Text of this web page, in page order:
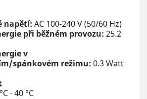
napětí: AC 100-240 V (50/60 Hz)
při běžném provozu: 25.2
v
spánkovém režimu: 0.3 Watt
- 40 °C